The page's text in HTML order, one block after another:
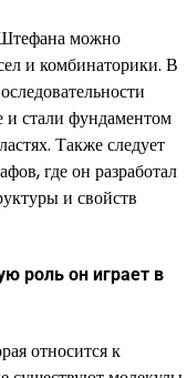
можно
и комбинаторики. В
стали фундаментом
Также следует
где он разработал
и свойств
роль он играет в
относится к